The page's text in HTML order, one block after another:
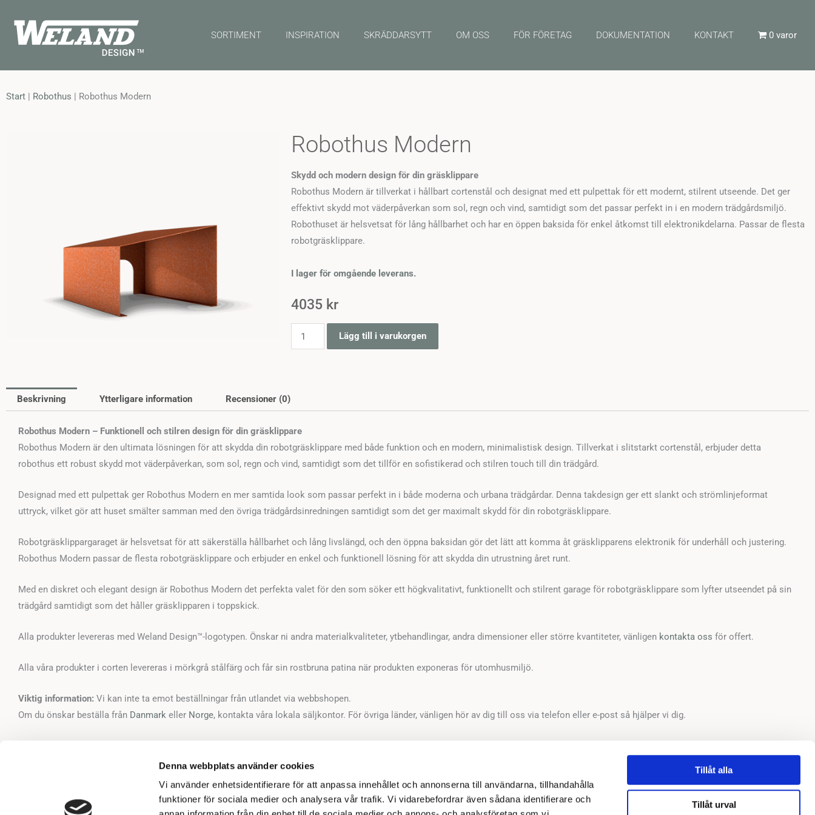
Denna webbplats använder cookies
Vi använder enhetsidentifierare för att anpassa innehållet och annonserna till användarna, tillhandahålla
funktioner för sociala medier och analysera vår trafik. Vi vidarebefordrar även sådana identifierare och
Tillåt alla
Tillåt urval
content
SORTIMENT INSPIRATION SKRÄDDARSYTT OM OSS FÖR FÖRETAG DOKUMENTATION KONTAKT 0 varor
Start | Robothus | Robothus Modern
Robothus Modern
Skydd och modern design för din gräsklippare
Robothus Modern är tillverkat i hållbart cortenstål och designat med ett pulpettak för ett modernt, stilrent utseende. Det ger
effektivt skydd mot väderpåverkan som sol, regn och vind, samtidigt som det passar perfekt in i en modern trädgårdsmiljö.
Robothuset är helsvetsat för lång hållbarhet och har en öppen baksida för enkel åtkomst till elektronikdelarna. Passar de flesta
robotgräsklippare.
I lager för omgående leverans.
4035 kr
Robothus
Modern
Lägg till i varukorgen
Beskrivning Ytterligare information Recensioner (0)
Robothus Modern – Funktionell och stilren design för din gräsklippare
Robothus Modern är den ultimata lösningen för att skydda din robotgräsklippare med både funktion och en modern, minimalistisk design. Tillverkat i slitstarkt cortenstål, erbjuder detta
robothus ett robust skydd mot väderpåverkan, som sol, regn och vind, samtidigt som det tillför en sofistikerad och stilren touch till din trädgård.
Designad med ett pulpettak ger Robothus Modern en mer samtida look som passar perfekt in i både moderna och urbana trädgårdar. Denna takdesign ger ett slankt och strömlinjeformat
uttryck, vilket gör att huset smälter samman med den övriga trädgårdsinredningen samtidigt som det ger maximalt skydd för din robotgräsklippare.
Robotgräsklippargaraget är helsvetsat för att säkerställa hållbarhet och lång livslängd, och den öppna baksidan gör det lätt att komma åt gräsklipparens elektronik för underhåll och justering.
Robothus Modern passar de flesta robotgräsklippare och erbjuder en enkel och funktionell lösning för att skydda din utrustning året runt.
Med en diskret och elegant design är Robothus Modern det perfekta valet för den som söker ett högkvalitativt, funktionellt och stilrent garage för robotgräsklippare som lyfter utseendet på sin
trädgård samtidigt som det håller gräsklipparen i toppskick.
Alla produkter levereras med Weland Design™-logotypen. Önskar ni andra materialkvaliteter, ytbehandlingar, andra dimensioner eller större kvantiteter, vänligen kontakta oss för offert.
Alla våra produkter i corten levereras i mörkgrå stålfärg och får sin rostbruna patina när produkten exponeras för utomhusmiljö.
Viktig information: Vi kan inte ta emot beställningar från utlandet via webbshopen.
Om du önskar beställa från Danmark eller Norge, kontakta våra lokala säljkontor. För övriga länder, vänligen hör av dig till oss via telefon eller e-post så hjälper vi dig.
POSTADRESS KUNDSUPPORT INFORMATION